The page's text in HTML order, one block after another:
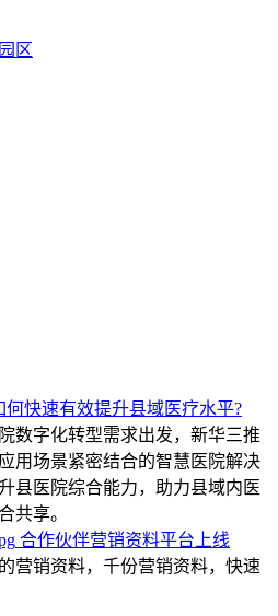
区
何快速有效提升县域医疗水平?
数字化转型需求出发，新华三推
用场景紧密结合的智慧医院解决
县医院综合能力，助力县域内医
共享。
合作伙伴营销资料平台上线
营销资料，千份营销资料，快速